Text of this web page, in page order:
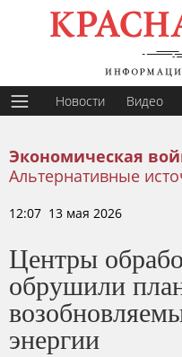
Новости Видео
Экономическая
Альтернативные
12:07 13 мая 2026
Центры
обрушили
энергии